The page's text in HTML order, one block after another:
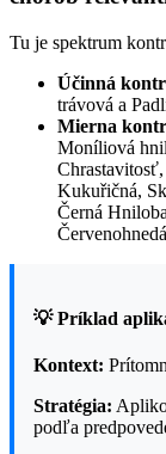
Tu je spektrum
Účinná
trávová a
Mierna
Moníliová
Kukuřičná,
Černá
💡 Príklad
Kontext:
Stratégia:
podľa